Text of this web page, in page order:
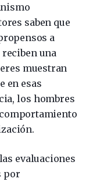
saben que
a
una
muestran
en esas
los hombres
evaluaciones
por